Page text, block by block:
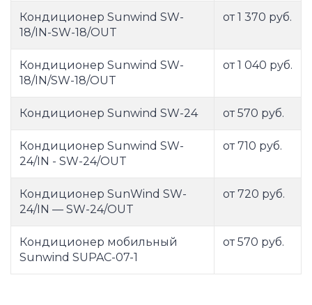
Кондиционер Sunwind SW-
18/IN-SW-18/OUT
от 1 370 руб.
Кондиционер Sunwind SW-
18/IN/SW-18/OUT
от 1 040 руб.
Кондиционер Sunwind SW-24 от 570 руб.
Кондиционер Sunwind SW-
24/IN - SW-24/OUT
от 710 руб.
Кондиционер SunWind SW-
24/IN — SW-24/OUT
от 720 руб.
Кондиционер мобильный
Sunwind SUPAC-07-1
от 570 руб.